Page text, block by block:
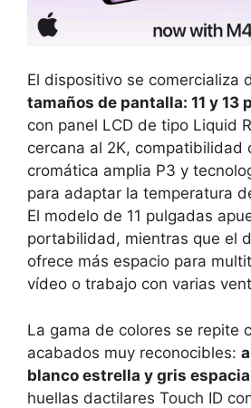
El dispositivo se comercializa
tamaños de pantalla: 11 y 13
con panel LCD de tipo Liquid
cercana al 2K, compatibilidad
cromática amplia P3 y
para adaptar la temperatura
El modelo de 11 pulgadas
portabilidad, mientras que el
ofrece más espacio para
vídeo o trabajo con varias
La gama de colores se repite
acabados muy reconocibles:
blanco estrella y gris
huellas dactilares Touch ID